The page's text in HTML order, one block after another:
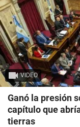
VIDEO
Ganó la presión
capítulo que
tierras